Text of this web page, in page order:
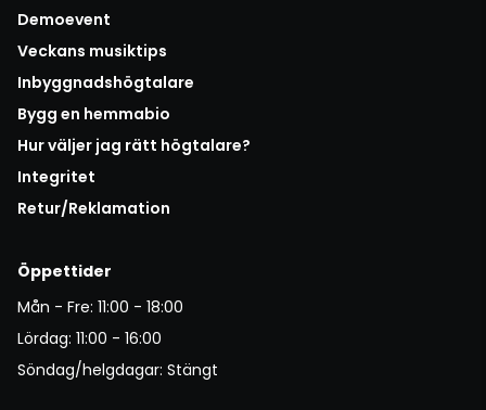
Demoevent
Veckans musiktips
Inbyggnadshögtalare
Bygg en hemmabio
Hur väljer jag rätt högtalare?
Integritet
Retur/Reklamation
Öppettider
Mån - Fre: 11:00 - 18:00
Lördag: 11:00 - 16:00
Söndag/helgdagar: Stängt